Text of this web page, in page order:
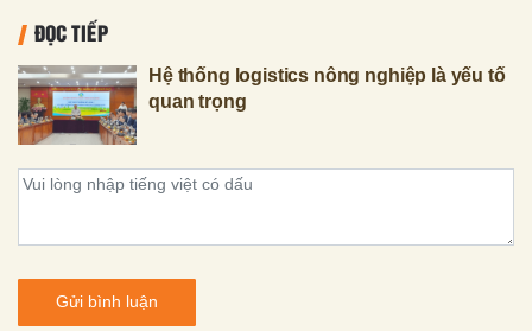
ĐỌC TIẾP
Hệ thống logistics nông nghiệp là yếu tố
quan trọng
Gửi bình luận